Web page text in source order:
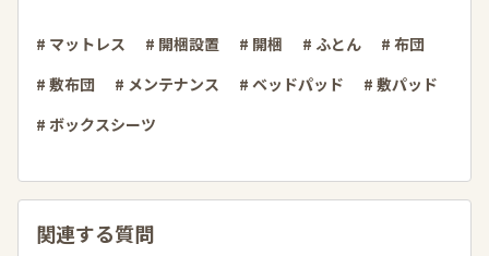
# マットレス # 開梱設置 # 開梱 # ふとん
# 布団
# 敷布団
# メンテナンス # ベッドパッド
# 敷パッド
# ボックスシーツ
関連する質問